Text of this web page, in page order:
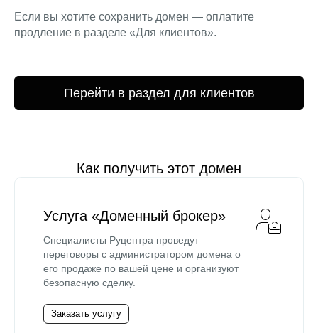
Если вы хотите сохранить домен — оплатите
продление в разделе «Для клиентов».
Перейти в раздел для клиентов
Как получить этот домен
Услуга «Доменный брокер»
Специалисты Руцентра проведут
переговоры с администратором домена о
его продаже по вашей цене и организуют
безопасную сделку.
Заказать услугу